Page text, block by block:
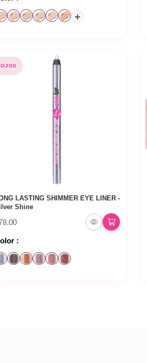
+
OJOS
LASTING SHIMMER EYE LINER -
Shine
: